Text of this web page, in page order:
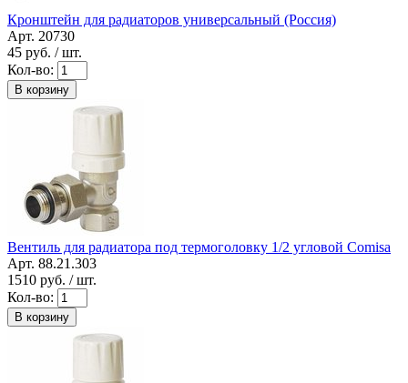
Кронштейн для радиаторов универсальный (Россия)
Арт. 20730
45 руб. / шт.
Кол-во:
В корзину
Вентиль для радиатора под термоголовку 1/2 угловой Comisa
Арт. 88.21.303
1510 руб. / шт.
Кол-во:
В корзину